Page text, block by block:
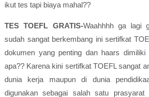
ikut tes tapi biaya mahal??
TES TOEFL GRATIS-Waahhhh ga lagi
sudah sangat berkembang ini sertifkat
dokumen yang penting dan haars dimiliki
apa?? Karena kini sertifkat TOEFL sangat
dunia kerja maupun di dunia
digunakan sebagai salah satu prasyarat